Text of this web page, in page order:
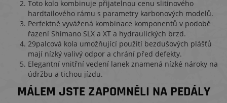
Toto kolo kombinuje přijatelnou cenu slitinového
hardtailového rámu s parametry karbonových modelů.
Perfektně vyvážená kombinace komponentů v podobě
řazení Shimano SLX a XT a hydraulických brzd.
29palcová kola umožňující použití bezdušových plášťů
mají nízký valivý odpor a chrání před defekty.
Elegantní vnitřní vedení lanek znamená nízké nároky na
údržbu a tichou jízdu.
MÁLEM JSTE ZAPOMNĚLI NA PEDÁLY